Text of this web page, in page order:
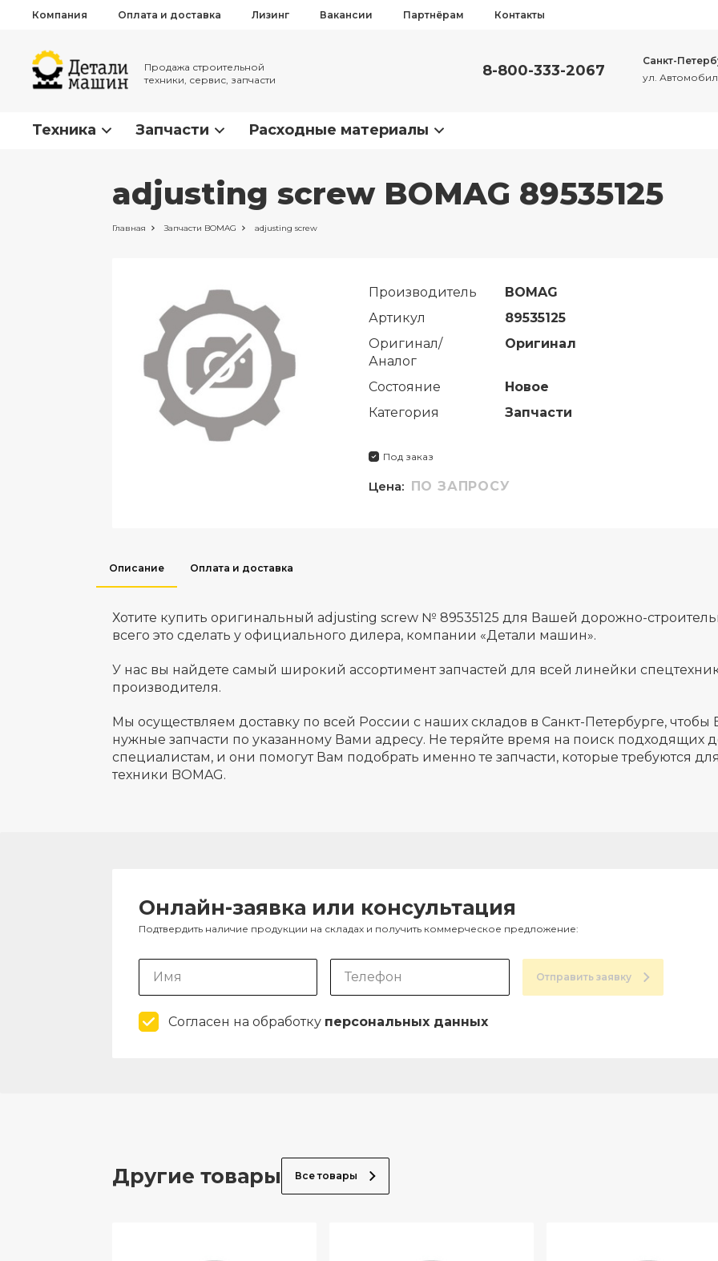
Компания Оплата и доставка Лизинг Вакансии Партнёрам Контакты
Продажа строительной
техники, сервис, запчасти
8-800-333-2067
Санкт-
ул.
Техника Запчасти Расходные материалы
adjusting screw BOMAG 89535125
Главная Запчасти BOMAG adjusting screw
Производитель
BOMAG
Артикул
89535125
Оригинал/
Аналог
Оригинал
Состояние
Новое
Категория
Запчасти
Под заказ
Цена: ПО ЗАПРОСУ
Описание Оплата и доставка
Хотите купить оригинальный adjusting screw № 89535125 для Вашей дорожно-
всего это сделать у официального дилера, компании «Детали машин».
У нас вы найдете самый широкий ассортимент запчастей для всей линейки
производителя.
Мы осуществляем доставку по всей России с наших складов в Санкт-Петербурге, чтобы
нужные запчасти по указанному Вами адресу. Не теряйте время на поиск подходящих
специалистам, и они помогут Вам подобрать именно те запчасти, которые требуются
техники BOMAG.
Онлайн-заявка или консультация
Подтвердить наличие продукции на складах и получить коммерческое предложение:
Отправить заявку
Согласен на обработку персональных данных
Другие товары Все товары